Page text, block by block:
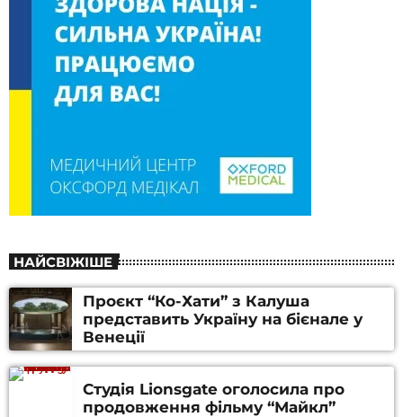
НАЙСВІЖІШЕ
Проєкт “Ко-Хати” з Калуша
представить Україну на бієнале у
Венеції
Студія Lionsgate оголосила про
продовження фільму “Майкл”